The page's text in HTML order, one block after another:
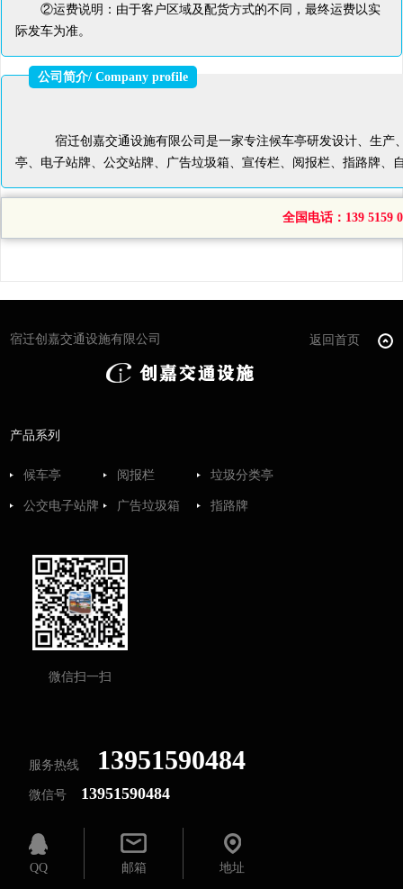
②运费说明：由于客户区域及配货方式的不同，最终运费以实
际发车为准。
公司简介/ Company profile
宿迁创嘉交通设施有限公司是一家专注候车亭研发设计、生产
亭、电子站牌、公交站牌、广告垃圾箱、宣传栏、阅报栏、指路牌、
全国电话：139 5159
宿迁创嘉交通设施有限公司 返回首页
产品系列
候车亭 阅报栏 垃圾分类亭
公交电子站牌 广告垃圾箱 指路牌
微信扫一扫
服务热线 13951590484
微信号 13951590484
QQ 邮箱 地址